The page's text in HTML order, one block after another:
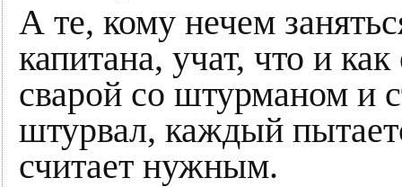
А те, кому нечем
капитана, учат, что и
сварой со штурманом и
штурвал, каждый
считает нужным.